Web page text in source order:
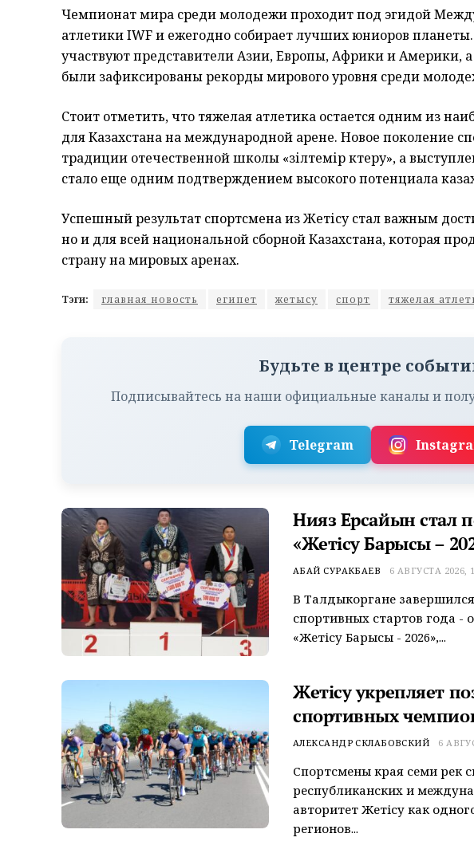
Чемпионат мира среди молодежи проходит под эгидой
атлетики IWF и ежегодно собирает лучших юниоров
участвуют представители Азии, Европы, Африки и Америки, а
были зафиксированы рекорды мирового уровня среди
Стоит отметить, что тяжелая атлетика остается одним из
для Казахстана на международной арене. Новое поколение
традиции отечественной школы «зілтемір көтеру», а
стало еще одним подтверждением высокого потенциала
Успешный результат спортсмена из Жетісу стал важным
но и для всей национальной сборной Казахстана, которая
страну на мировых аренах.
Тэги: главная новость египет жетысу спорт тяжелая
Будьте в центре
Подписывайтесь на наши официальные каналы и
Telegram
Нияз Ерсайын стал
«Жетісу Барысы –
АБАЙ СУРАКБАЕВ 6 АВГУСТА 2026,
В Талдыкоргане
спортивных стартов года -
«Жетісу Барысы - 2026»,...
Жетісу укрепляет
спортивных
АЛЕКСАНДР СКЛАБОВСКИЙ 6
Спортсмены края семи рек
республиканских и
авторитет Жетісу как
регионов...